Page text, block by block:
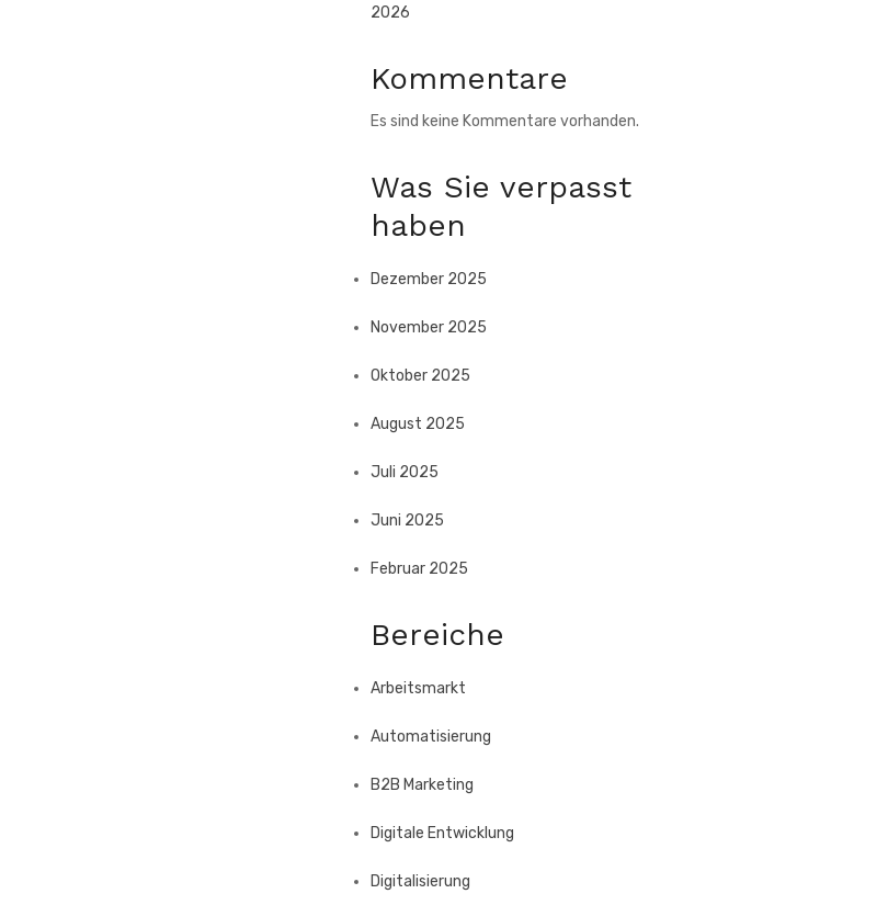
2026
Kommentare
Es sind keine Kommentare vorhanden.
Was Sie verpasst
haben
Dezember 2025
November 2025
Oktober 2025
August 2025
Juli 2025
Juni 2025
Februar 2025
Bereiche
Arbeitsmarkt
Automatisierung
B2B Marketing
Digitale Entwicklung
Digitalisierung